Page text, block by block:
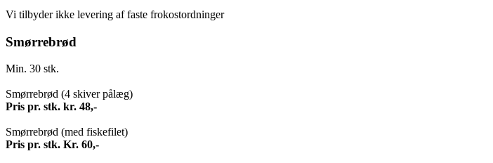
Vi tilbyder ikke levering af faste frokostordninger
Smørrebrød
Min. 30 stk.
Smørrebrød (4 skiver pålæg)
Pris pr. stk. kr. 48,-
Smørrebrød (med fiskefilet)
Pris pr. stk. Kr. 60,-